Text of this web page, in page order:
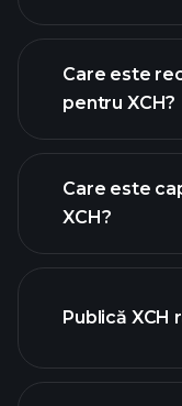
graficul XCH
Care este
pentru XCH?
Care este
XCH?
Publică XCH